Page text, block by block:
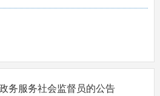
务服务社会监督员的公告